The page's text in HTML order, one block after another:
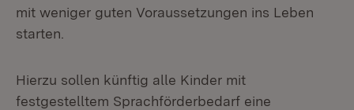
mit weniger guten Voraussetzungen ins Leben
starten.
Hierzu sollen künftig alle Kinder mit
festgestelltem Sprachförderbedarf eine